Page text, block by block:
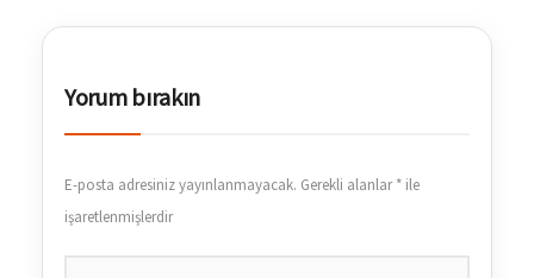
Yorum bırakın
E-posta adresiniz yayınlanmayacak. Gerekli alanlar* ile
işaretlenmişlerdir